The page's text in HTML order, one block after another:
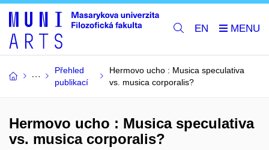
EN
Přehled
publikací
Hermovo ucho : Musica speculativa
vs. musica corporalis?
Hermovo ucho : Musica speculativa
vs. musica corporalis?